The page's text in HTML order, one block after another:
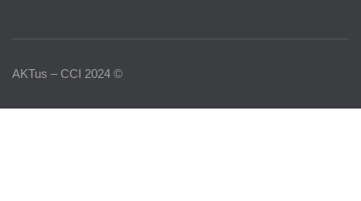
AKTus – CCI 2024 ©